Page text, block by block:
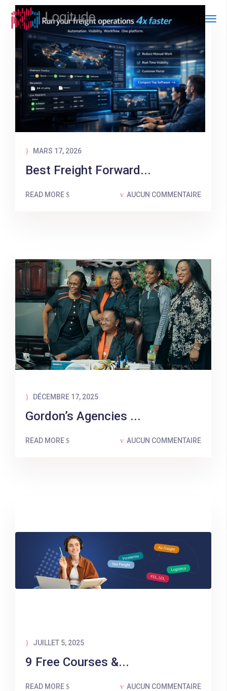
MARS 17, 2026
Best Freight Forward...
READ MORE AUCUN COMMENTAIRE
DÉCEMBRE 17, 2025
Gordon’s Agencies ...
READ MORE AUCUN COMMENTAIRE
JUILLET 5, 2025
9 Free Courses &...
READ MORE AUCUN COMMENTAIRE